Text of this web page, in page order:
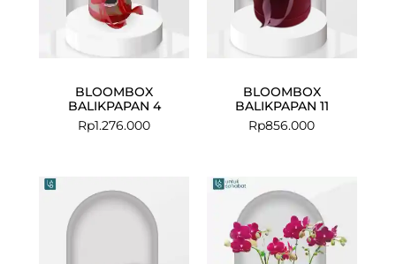
BLOOMBOX
BALIKPAPAN 4
Rp1.276.000
BLOOMBOX
BALIKPAPAN 11
Rp856.000